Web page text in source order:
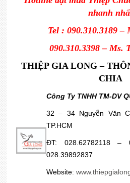
nhanh
Tel : 090.310.3189 –
090.310.3398 – Ms.
THIỆP GIA LONG –
CHIA
Công Ty TNHH TM-DV
32 – 34 Nguyễn Văn
TP.HCM
ĐT: 028.62782118 –
028.39892837
Website: